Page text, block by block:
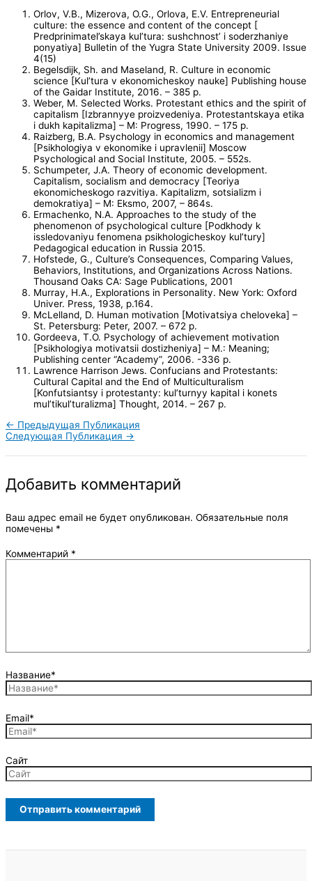
Orlov, V.B., Mizerova, O.G., Orlova, E.V. Entrepreneurial
culture: the essence and content of the concept [
Predprinimatel’skaya kul’tura: sushchnost’ i soderzhaniye
ponyatiya] Bulletin of the Yugra State University 2009. Issue
4(15)
Begelsdijk, Sh. and Maseland, R. Culture in economic
science [Kul’tura v ekonomicheskoy nauke] Publishing house
of the Gaidar Institute, 2016. – 385 p.
Weber, M. Selected Works. Protestant ethics and the spirit of
capitalism [Izbrannyye proizvedeniya. Protestantskaya etika
i dukh kapitalizma] – M: Progress, 1990. – 175 p.
Raizberg, B.A. Psychology in economics and management
[Psikhologiya v ekonomike i upravlenii] Moscow
Psychological and Social Institute, 2005. – 552s.
Schumpeter, J.A. Theory of economic development.
Capitalism, socialism and democracy [Teoriya
ekonomicheskogo razvitiya. Kapitalizm, sotsializm i
demokratiya] – M: Eksmo, 2007, – 864s.
Ermachenko, N.A. Approaches to the study of the
phenomenon of psychological culture [Podkhody k
issledovaniyu fenomena psikhologicheskoy kul’tury]
Pedagogical education in Russia 2015.
Hofstede, G., Culture’s Consequences, Comparing Values,
Behaviors, Institutions, and Organizations Across Nations.
Thousand Oaks CA: Sage Publications, 2001
Murray, H.A., Explorations in Personality. New York: Oxford
Univer. Press, 1938, p.164.
McLelland, D. Human motivation [Motivatsiya cheloveka] –
St. Petersburg: Peter, 2007. – 672 p.
Gordeeva, T.O. Psychology of achievement motivation
[Psikhologiya motivatsii dostizheniya] – M.: Meaning;
Publishing center “Academy”, 2006. -336 p.
Lawrence Harrison Jews. Confucians and Protestants:
Cultural Capital and the End of Multiculturalism
[Konfutsiantsy i protestanty: kul’turnyy kapital i konets
mul’tikul’turalizma] Thought, 2014. – 267 p.
← Предыдущая Публикация
Следующая Публикация →
Добавить комментарий
Ваш адрес email не будет опубликован. Обязательные поля
помечены *
Комментарий *
Название*
Email*
Сайт